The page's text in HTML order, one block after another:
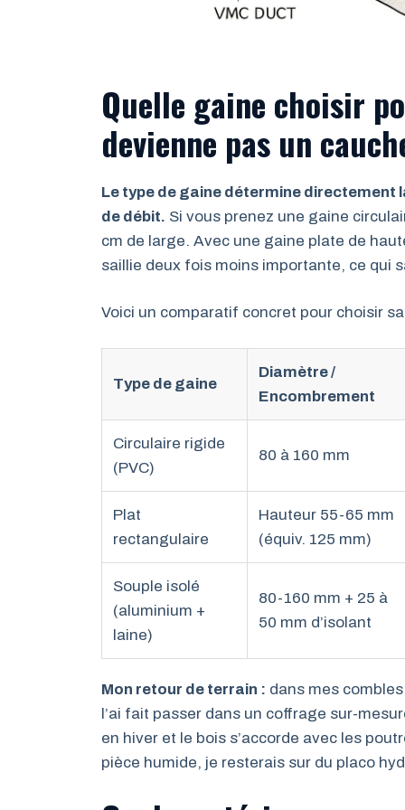
Quelle gaine choisir
devienne pas un
Le type de gaine détermine
de débit. Si vous prenez une gaine
cm de large. Avec une gaine plate de
saillie deux fois moins importante, ce qui
Voici un comparatif concret pour choisir
Type de gaine
Diamètre /
Encombrement
Circulaire rigide
(PVC)
80 à 160 mm
Plat
rectangulaire
Hauteur 55-65 mm
(équiv. 125 mm)
Souple isolé
(aluminium +
laine)
80-160 mm + 25 à
50 mm d’isolant
Mon retour de terrain : dans mes
l’ai fait passer dans un coffrage sur-
en hiver et le bois s’accorde avec les
pièce humide, je resterais sur du placo